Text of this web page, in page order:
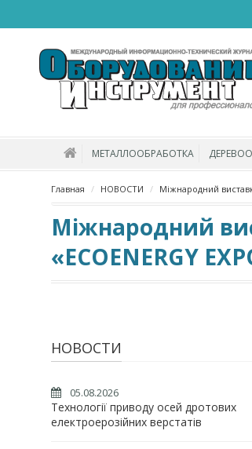
МЕТАЛЛООБРАБОТКА
Главная НОВОСТИ Міжнародний
Міжнародний
«ECOENERGY
НОВОСТИ
05.08.2026
Технології приводу осей дротових
електроерозійних верстатів